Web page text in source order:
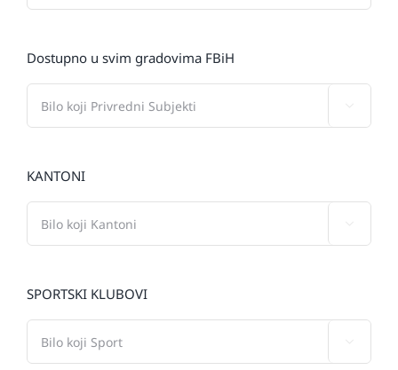
Dostupno u svim gradovima FBiH
KANTONI
SPORTSKI KLUBOVI